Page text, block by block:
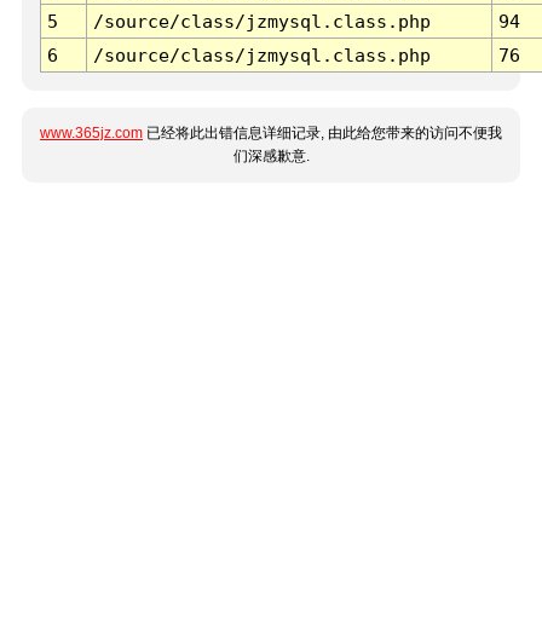
5
/source/class/jzmysql.class.php
94
6
/source/class/jzmysql.class.php 76
www.365jz.com 已经将此出错信息详细记录, 由此给您带来的访问不便我
们深感歉意.